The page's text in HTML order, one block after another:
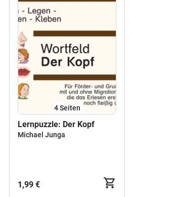
4Seiten
Lernpuzzle: Der Kopf
Michael Junga
1,99 €